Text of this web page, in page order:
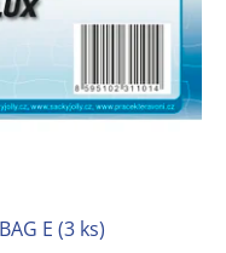
E (3 ks)